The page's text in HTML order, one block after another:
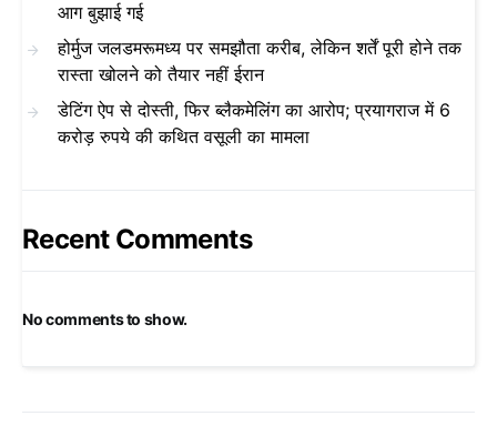
आग बुझाई गई
होर्मुज जलडमरूमध्य पर समझौता करीब, लेकिन शर्तें पूरी होने तक
रास्ता खोलने को तैयार नहीं ईरान
डेटिंग ऐप से दोस्ती, फिर ब्लैकमेलिंग का आरोप; प्रयागराज में 6
करोड़ रुपये की कथित वसूली का मामला
Recent Comments
No comments to show.